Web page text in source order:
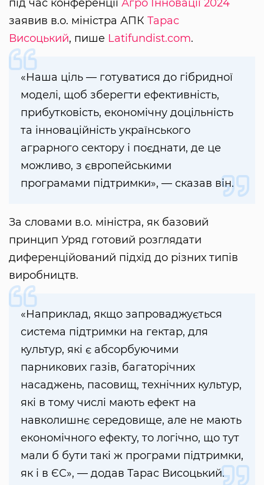
під час конференції Агро Інновації 2024
заявив в.о. міністра АПК Тарас
Висоцький, пише Latifundist.com.
«Наша ціль — готуватися до гібридної
моделі, щоб зберегти ефективність,
прибутковість, економічну доцільність
та інноваційність українського
аграрного сектору і поєднати, де це
можливо, з європейськими
програмами підтримки», — сказав він.
За словами в.о. міністра, як базовий
принцип Уряд готовий розглядати
диференційований підхід до різних типів
виробництв.
«Наприклад, якщо запроваджується
система підтримки на гектар, для
культур, які є абсорбуючими
парникових газів, багаторічних
насаджень, пасовищ, технічних культур,
які в тому числі мають ефект на
навколишнє середовище, але не мають
економічного ефекту, то логічно, що тут
мали б бути такі ж програми підтримки,
як і в ЄС», — додав Тарас Висоцький.